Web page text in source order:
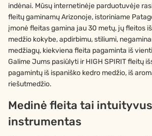
indėnai. Mūsų internetinėje parduotuvėje
fleitų gaminamų Arizonoje, istoriniame
įmonė fleitas gamina jau 30 metų, jų fleitos
medžio kokybe, apdirbimu, stiliumi,
medžiagų, kiekviena fleita pagaminta iš
Galime Jums pasiūlyti ir HIGH SPIRIT fleitų
pagamintų iš ispaniško kedro medžio, iš
riešutmedžio.
Medinė fleita tai
instrumentas